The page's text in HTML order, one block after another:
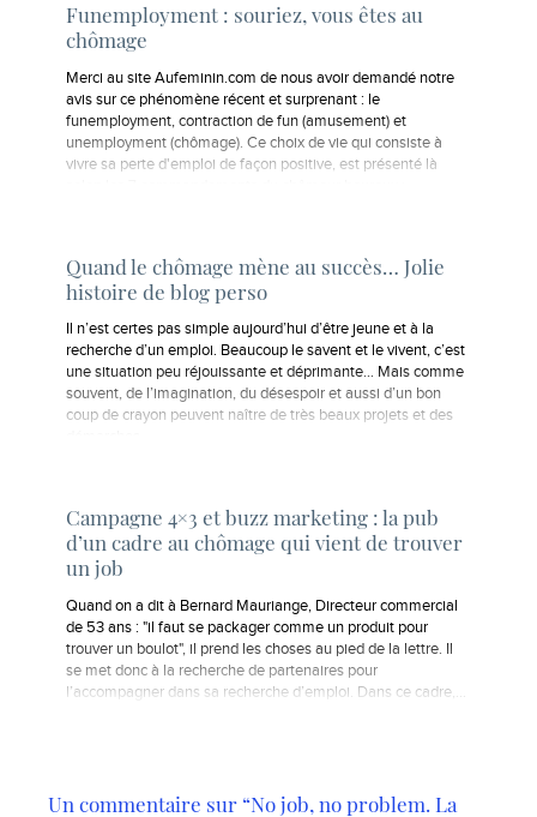
Funemployment : souriez, vous êtes au
chômage
Merci au site Aufeminin.com de nous avoir demandé notre
avis sur ce phénomène récent et surprenant : le
funemployment, contraction de fun (amusement) et
unemployment (chômage). Ce choix de vie qui consiste à
vivre sa perte d'emploi de façon positive, est présenté là
Quand le chômage mène au succès… Jolie
histoire de blog perso
Il n’est certes pas simple aujourd’hui d’être jeune et à la
recherche d’un emploi. Beaucoup le savent et le vivent, c’est
une situation peu réjouissante et déprimante… Mais comme
souvent, de l’imagination, du désespoir et aussi d’un bon
coup de crayon peuvent naître de très beaux projets et des
Campagne 4×3 et buzz marketing : la pub
d’un cadre au chômage qui vient de trouver
un job
Quand on a dit à Bernard Mauriange, Directeur commercial
de 53 ans : "il faut se packager comme un produit pour
trouver un boulot", il prend les choses au pied de la lettre. Il
se met donc à la recherche de partenaires pour
l’accompagner dans sa recherche d’emploi. Dans ce cadre,…
Un commentaire sur “No job, no problem. La